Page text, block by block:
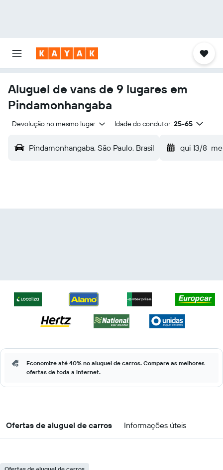
Aluguel de vans de 9 lugares em
Pindamonhangaba
Devolução no mesmo lugar Idade do condutor: 25-65
Pindamonhangaba, São Paulo, Brasil qui 13/8
Economize até 40% no aluguel de carros. Compare as melhores
ofertas de toda a internet.
Ofertas de aluguel de carros Informações úteis